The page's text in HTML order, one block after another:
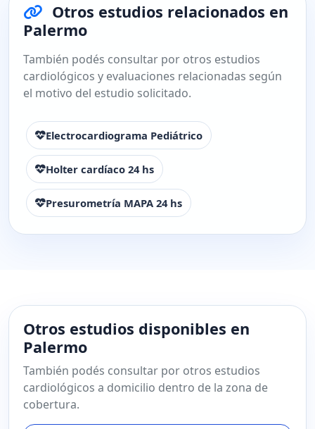
Otros estudios relacionados en
Palermo
También podés consultar por otros estudios
cardiológicos y evaluaciones relacionadas según
el motivo del estudio solicitado.
Electrocardiograma Pediátrico
Holter cardíaco 24 hs
Presurometría MAPA 24 hs
Otros estudios disponibles en
Palermo
También podés consultar por otros estudios
cardiológicos a domicilio dentro de la zona de
cobertura.